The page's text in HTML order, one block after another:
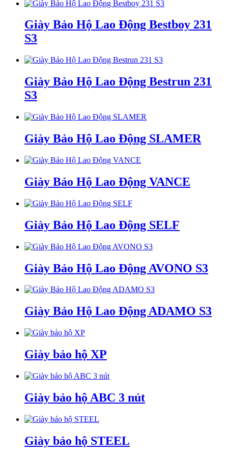
Giày Bảo Hộ Lao Động Bestboy 231
S3
Giày Bảo Hộ Lao Động Bestrun 231
S3
Giày Bảo Hộ Lao Động SLAMER
Giày Bảo Hộ Lao Động VANCE
Giày Bảo Hộ Lao Động SELF
Giày Bảo Hộ Lao Động AVONO S3
Giày Bảo Hộ Lao Động ADAMO S3
Giày bảo hộ XP
Giày bảo hộ ABC 3 nút
Giày bảo hộ STEEL